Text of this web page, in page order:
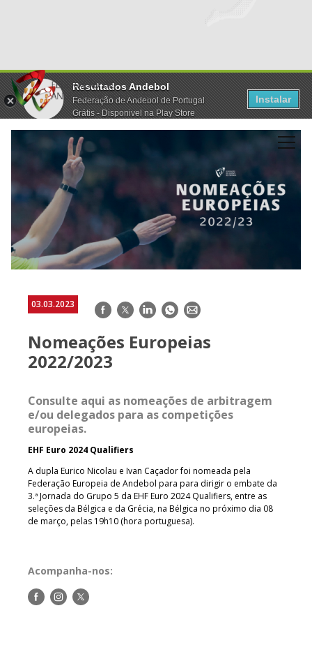
Resultados Andebol
Federação de Andebol de Portugal
Grátis - Disponivel na Play Store
Instalar
03.03.2023 Facebook
TwitterLinkedInWhatsApp
E-
Nomeações Europeias
2022/2023
Consulte aqui as nomeações de arbitragem
e/ou delegados para as competições
europeias.
EHF Euro 2024 Qualifiers
A dupla Eurico Nicolau e Ivan Caçador foi nomeada pela
Federação Europeia de Andebol para para dirigir o embate da
3.ª Jornada do Grupo 5 da EHF Euro 2024 Qualifiers, entre as
seleções da Bélgica e da Grécia, na Bélgica no próximo dia 08
de março, pelas 19h10 (hora portuguesa).
Acompanha-nos:
Siga-Siga-Siga-